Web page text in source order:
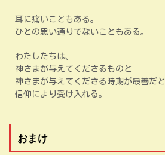
耳に痛いこともある。
ひとの思い通りでないこともある。
わたしたちは、
神さまが与えてくださるものと
神さまが与えてくださる時期が最善だと
信仰により受け入れる。
おまけ